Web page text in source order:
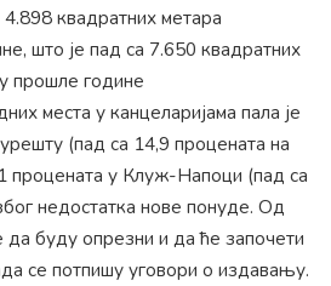
квадратних метара
што је пад са 7.650 квадратних
прошле године
места у канцеларијама пала је
(пад са 14,9 процената на
процената у Клуж-Напоци (пад са
недостатка нове понуде. Од
да буду опрезни и да ће започети
се потпишу уговори о издавању.